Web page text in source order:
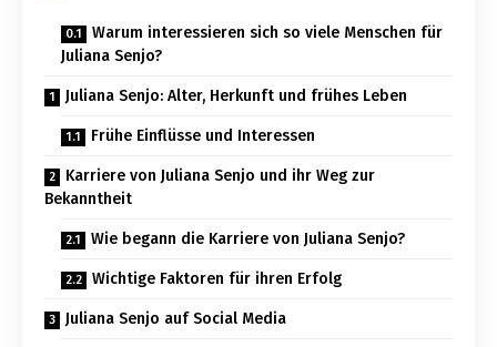
Warum interessieren sich so viele Menschen für
Juliana Senjo?
Juliana Senjo: Alter, Herkunft und frühes Leben
Frühe Einflüsse und Interessen
Karriere von Juliana Senjo und ihr Weg zur
Bekanntheit
Wie begann die Karriere von Juliana Senjo?
Wichtige Faktoren für ihren Erfolg
Juliana Senjo auf Social Media